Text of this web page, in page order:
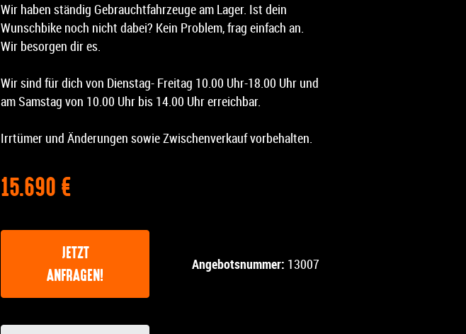
Wir haben ständig Gebrauchtfahrzeuge am Lager. Ist dein
Wunschbike noch nicht dabei? Kein Problem, frag einfach an.
Wir besorgen dir es.
Wir sind für dich von Dienstag- Freitag 10.00 Uhr-18.00 Uhr und
am Samstag von 10.00 Uhr bis 14.00 Uhr erreichbar.
Irrtümer und Änderungen sowie Zwischenverkauf vorbehalten.
15.690 €
JETZT
ANFRAGEN!
Angebotsnummer: 13007